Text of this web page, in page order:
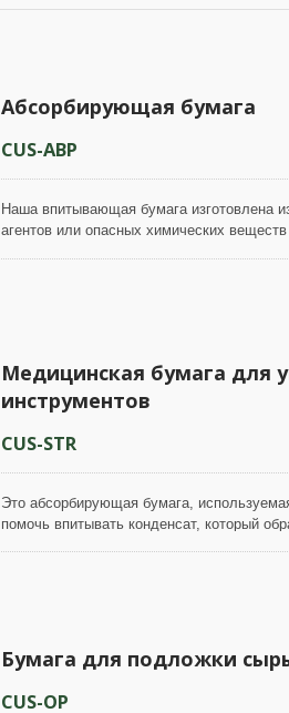
Абсорбирующая бумага
CUS-ABP
Наша впитывающая бумага изготовлена
агентов или опасных химических
Медицинская бумага для
инструментов
CUS-STR
Это абсорбирующая бумага,
помочь впитывать конденсат, который
окружающей среде. Эта бумага
использования.
Бумага для подложки
CUS-OP